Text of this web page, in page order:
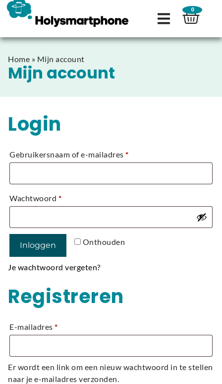
0
Home » Mijn account
Mijn account
Login
Gebruikersnaam of e-mailadres *
Wachtwoord *
n
i
e
:
Onthouden
Inloggen
Je wachtwoord vergeten?
Registreren
E-mailadres *
Er wordt een link om een nieuw wachtwoord in te stellen
naar je e-mailadres verzonden.